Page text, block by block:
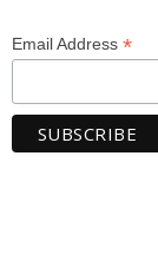
Email Address *